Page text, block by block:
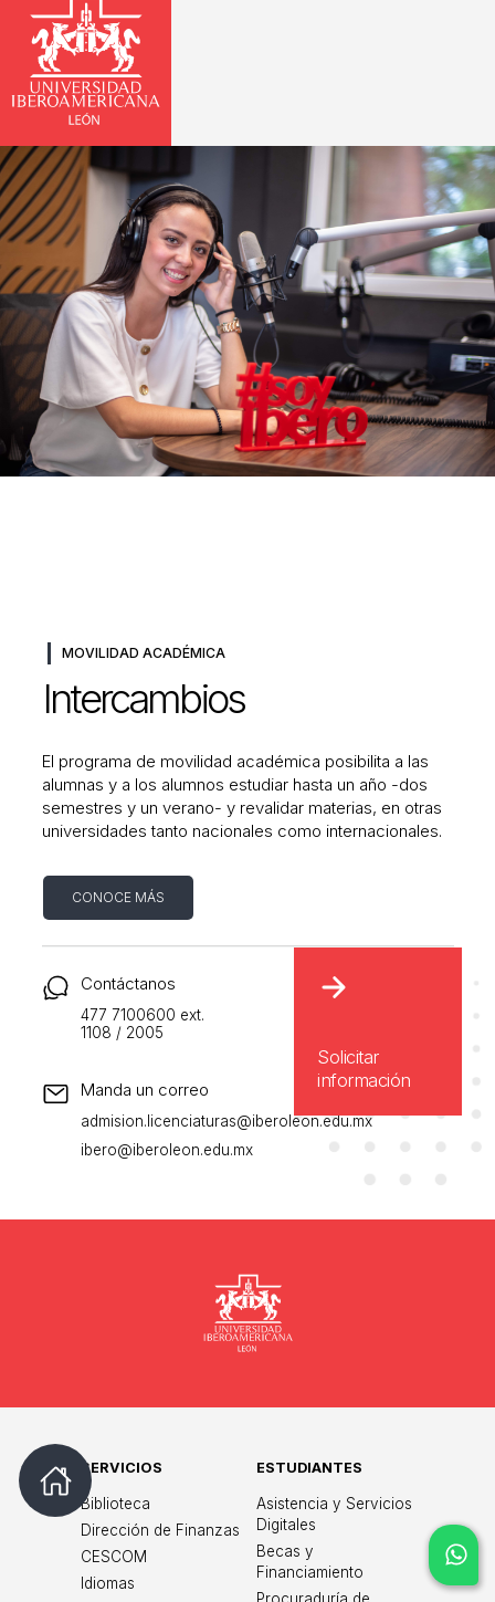
MOVILIDAD ACADÉMICA
Intercambios
El programa de movilidad académica posibilita a las
alumnas y a los alumnos estudiar hasta un año -dos
semestres y un verano- y revalidar materias, en otras
universidades tanto nacionales como internacionales.
CONOCE MÁS
Contáctanos
477 7100600 ext.
1108 / 2005
Manda un correo
admision.licenciaturas@iberoleon.edu.mx
ibero@iberoleon.edu.mx
Solicitar
información
SERVICIOS
Biblioteca
Dirección de Finanzas
CESCOM
Idiomas
ESTUDIANTES
Asistencia y Servicios
Digitales
Becas y
Financiamiento
Procuraduría de